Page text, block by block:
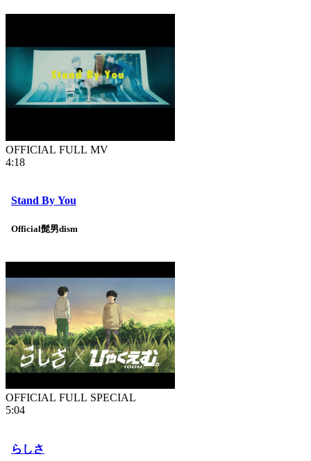
OFFICIAL FULL MV
4:18
Stand By You
Official髭男dism
OFFICIAL FULL SPECIAL
5:04
らしさ